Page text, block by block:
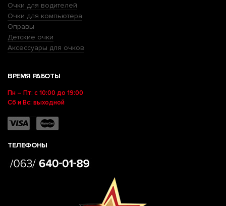
Очки для водителей
Очки для компьютера
Оправы
Детские очки
Аксессуары для очков
ВРЕМЯ РАБОТЫ
Пн – Пт: с 10:00 до 19:00
Сб и Вс: выходной
ТЕЛЕФОНЫ